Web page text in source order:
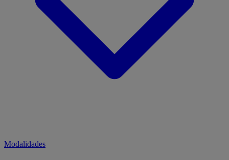
Modalidades